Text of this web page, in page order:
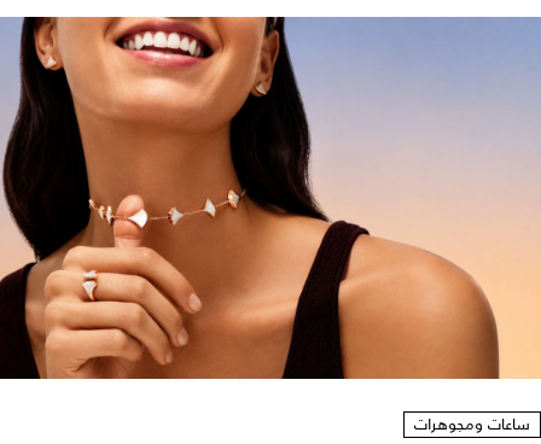
ساعات ومجوهرات